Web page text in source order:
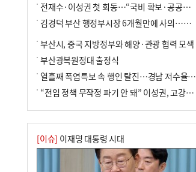
전재수·이성권 첫 회동…“국비 확보·공공기관 이전 협력”
김경덕 부산 행정부시장 6개월만에 사의…후임 인선 촉각
부산시, 중국 지방정부와 해양·관광 협력 모색
부산광복원정대 출정식
열흘째 폭염특보 속 행인 탈진…경남 저수율 평년의 절반
“전임 정책 무작정 파기 안 돼” 이성권, 고강도 ‘전재수 견제’ 예고
[이슈] 이재명 대통령 시대